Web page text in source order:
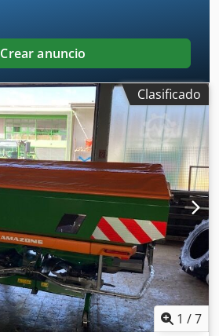
Crear anuncio
Clasificado
1 /7